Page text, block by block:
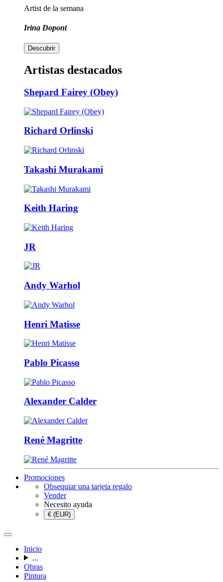
Artist de la semana
Irina Dopont
Descubrir
Artistas destacados
Shepard Fairey (Obey)
Richard Orlinski
Takashi Murakami
Keith Haring
JR
Andy Warhol
Henri Matisse
Pablo Picasso
Alexander Calder
René Magritte
Promociones
Obsequiar una tarjeta regalo
Vender
Necesito ayuda
€ (EUR)
Inicio
...
Obras
Pintura